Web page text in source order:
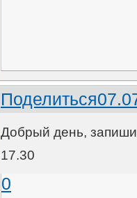
Поделиться
Добрый день,
17.30
0